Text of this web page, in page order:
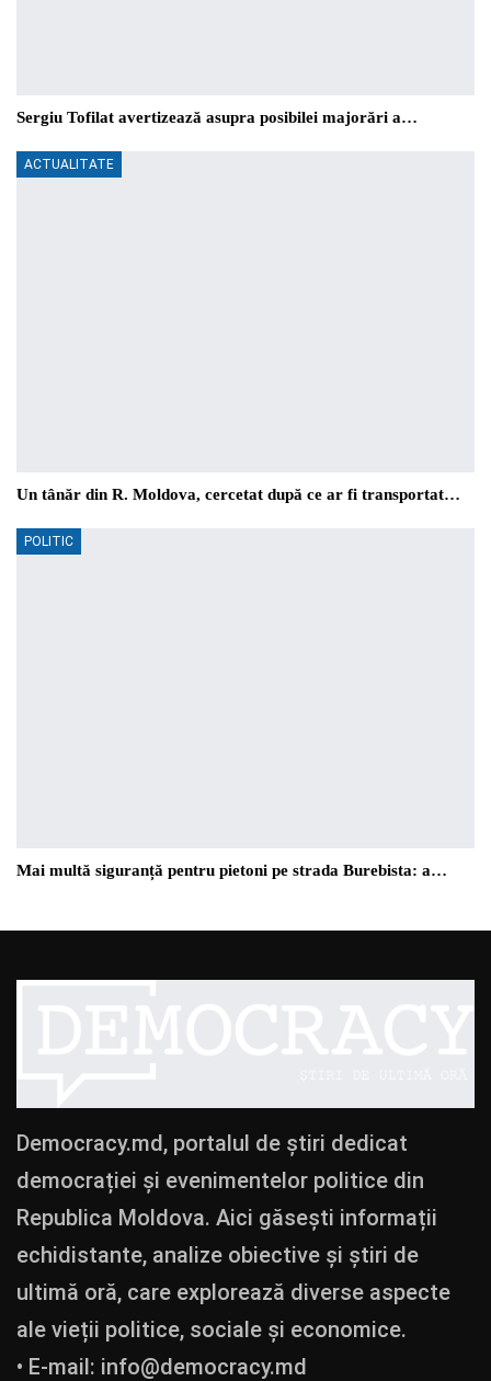
Sergiu Tofilat avertizează asupra posibilei majorări a…
ACTUALITATE
Un tânăr din R. Moldova, cercetat după ce ar fi transportat…
POLITIC
Mai multă siguranță pentru pietoni pe strada Burebista: a…
Democracy.md, portalul de știri dedicat
democrației și evenimentelor politice din
Republica Moldova. Aici găsești informații
echidistante, analize obiective și știri de
ultimă oră, care explorează diverse aspecte
ale vieții politice, sociale și economice.
• E-mail: info@democracy.md